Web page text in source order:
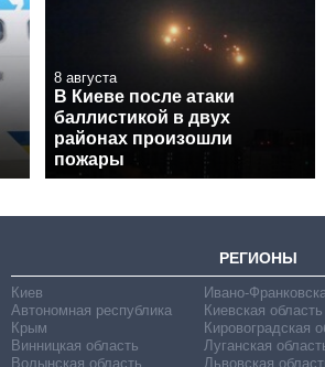
8 августа
В Киеве после атаки
баллистикой в двух
районах произошли
пожары
РЕГИОНЫ
Киев
Автономная республика
Крым
Винницкая область
Волынская область
Ивано-
Киевская область
Кировоградская
Луганская
Львовская